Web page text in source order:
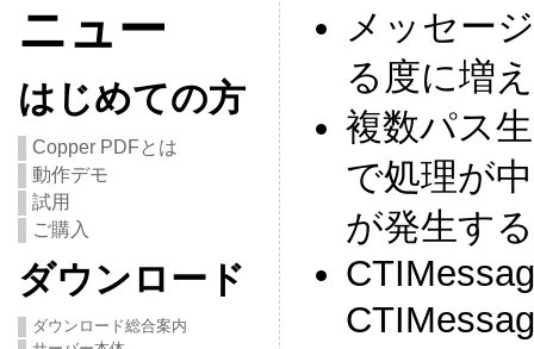
ニュー
はじめての方
Copper PDFとは
動作デモ
試用
ご購入
ダウンロード
ダウンロード総合案内
メッセー
る度に増
複数パス
で処理が
が発生す